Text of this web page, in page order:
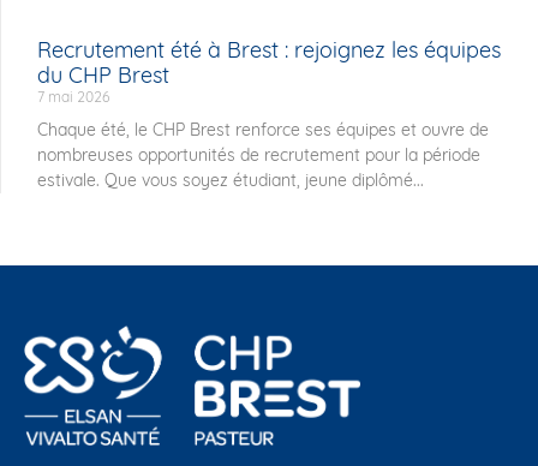
Recrutement été à Brest : rejoignez les équipes
du CHP Brest
7 mai 2026
Chaque été, le CHP Brest renforce ses équipes et ouvre de
nombreuses opportunités de recrutement pour la période
estivale. Que vous soyez étudiant, jeune diplômé...